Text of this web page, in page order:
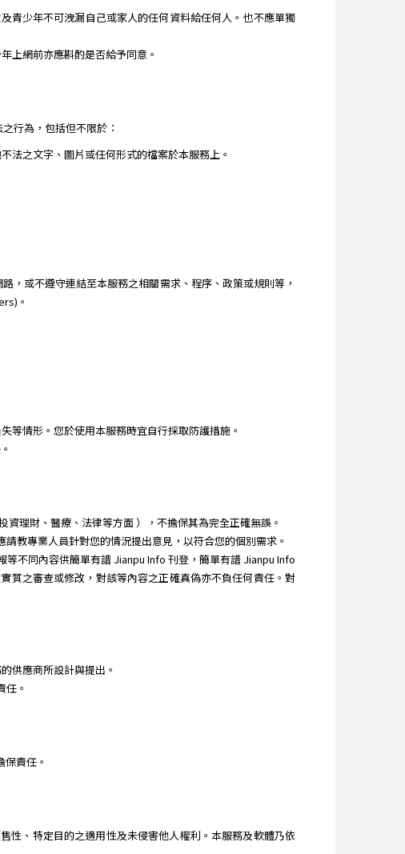
青少年不可洩漏自己或家人的任何資料給任何人。也不應單獨
上網前亦應斟酌是否給予同意。
行為，包括但不限於：
法之文字、圖片或任何形式的檔案於本服務上。
，或不遵守連結至本服務之相關需求、程序、政策或規則等，
。
等情形。您於使用本服務時宜自行採取防護措施。
理財、醫療、法律等方面 ），不擔保其為完全正確無誤。
教專業人員針對您的情況提出意見，以符合您的個別需求。
不同內容供簡單有譜 Jianpu Info 刊登，簡單有譜 Jianpu Info
質之審查或修改，對該等內容之正確真偽亦不負任何責任。對
供應商所設計與提出。
。
責任。
性、特定目的之適用性及未侵害他人權利。本服務及軟體乃依